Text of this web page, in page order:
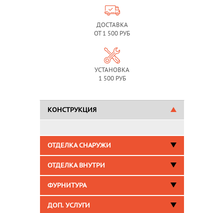
ДОСТАВКА
ОТ 1 500 РУБ
УСТАНОВКА
1 500 РУБ
КОНСТРУКЦИЯ
ОТДЕЛКА СНАРУЖИ
ОТДЕЛКА ВНУТРИ
ФУРНИТУРА
ДОП. УСЛУГИ